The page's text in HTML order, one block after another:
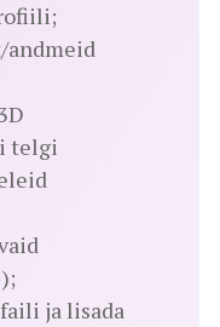
andmeid
telgi
ja lisada